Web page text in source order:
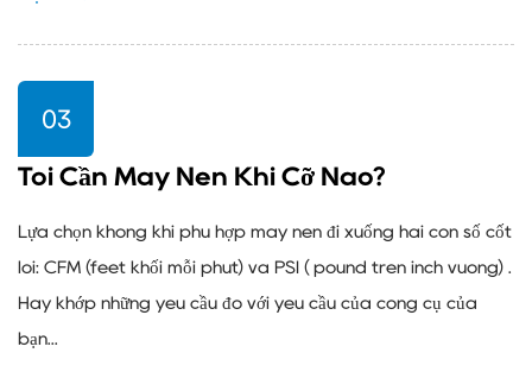
03
Tôi Cần Máy Nén Khí Cỡ Nào?
Lựa chọn không khí phù hợp máy nén đi xuống hai con số cốt
lõi: CFM (feet khối mỗi phút) và PSI ( pound trên inch vuông) .
Hãy khớp những yêu cầu đó với yêu cầu của công cụ của
bạn...